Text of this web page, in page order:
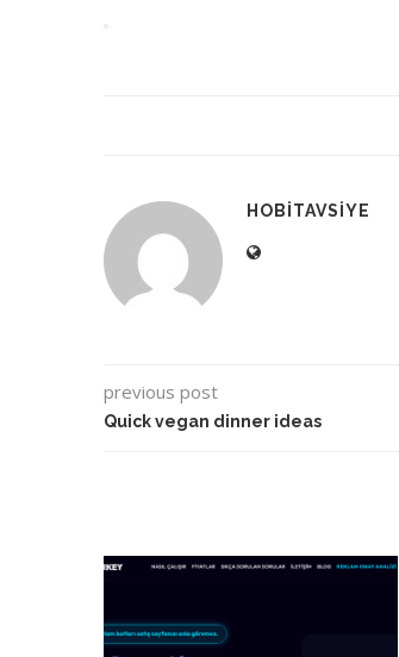
HOBITAVSIYE
previous post
Quick vegan dinner ideas